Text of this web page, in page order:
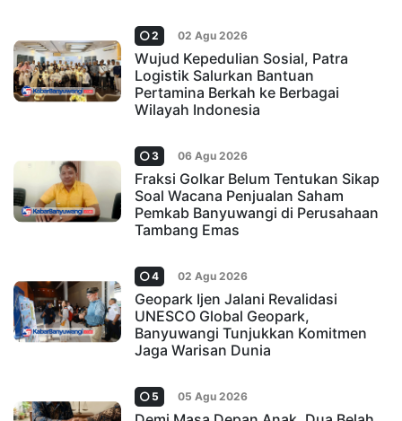
2 02 Agu 2026
Wujud Kepedulian Sosial, Patra
Logistik Salurkan Bantuan
Pertamina Berkah ke Berbagai
Wilayah Indonesia
3 06 Agu 2026
Fraksi Golkar Belum Tentukan Sikap
Soal Wacana Penjualan Saham
Pemkab Banyuwangi di Perusahaan
Tambang Emas
4 02 Agu 2026
Geopark Ijen Jalani Revalidasi
UNESCO Global Geopark,
Banyuwangi Tunjukkan Komitmen
Jaga Warisan Dunia
5 05 Agu 2026